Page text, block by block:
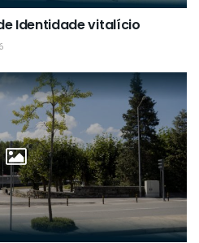
Identidade vitalício